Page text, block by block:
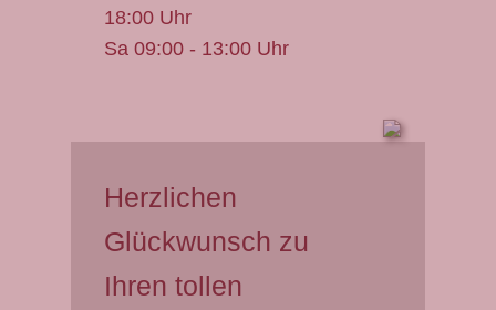
18:00 Uhr
Sa 09:00 - 13:00 Uhr
Herzlichen
Glückwunsch zu
Ihren tollen